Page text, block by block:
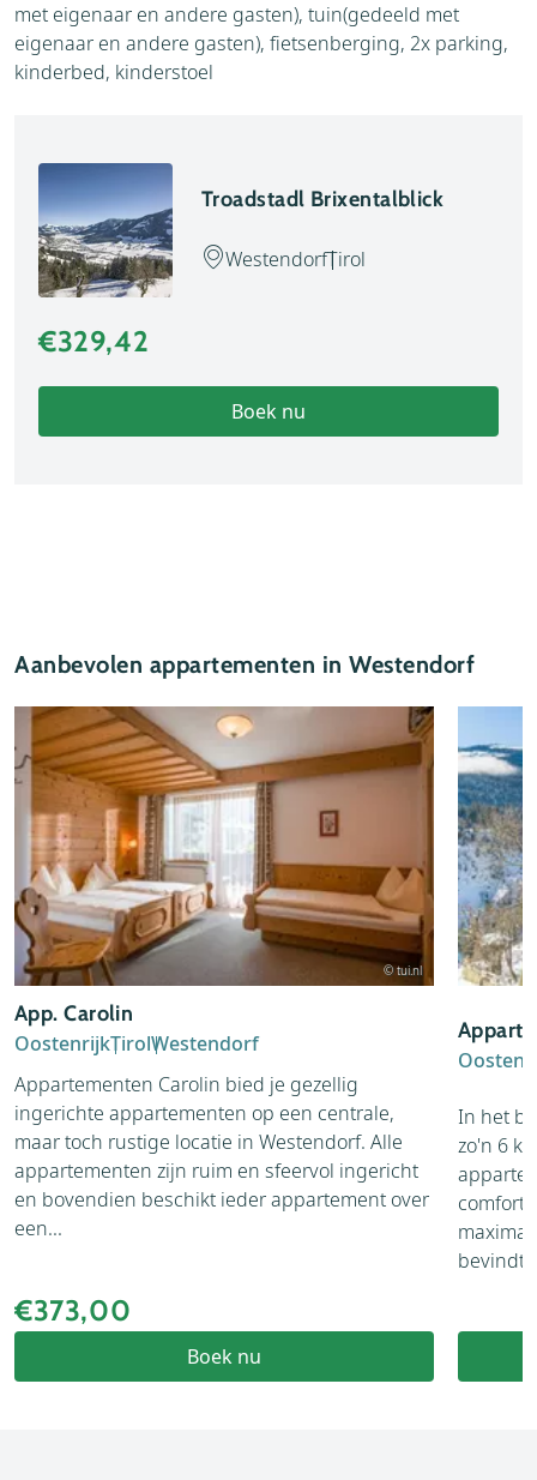
met eigenaar en andere gasten), tuin(gedeeld met
eigenaar en andere gasten), fietsenberging, 2x parking,
kinderbed, kinderstoel
Troadstadl Brixentalblick
WestendorfTirol
€329,42
Boek nu
Aanbevolen appartementen in Westendorf
© tui.nl
App. Carolin
OostenrijkTirolWestendorf
Appartementen Carolin bied je gezellig
ingerichte appartementen op een centrale,
maar toch rustige locatie in Westendorf. Alle
appartementen zijn ruim en sfeervol ingericht
en bovendien beschikt ieder appartement over
een...
€373,00
Boek nu
In het
zo'n 6
bevindt